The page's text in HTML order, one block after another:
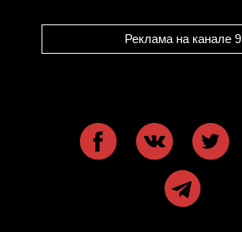
Реклама на канале 9